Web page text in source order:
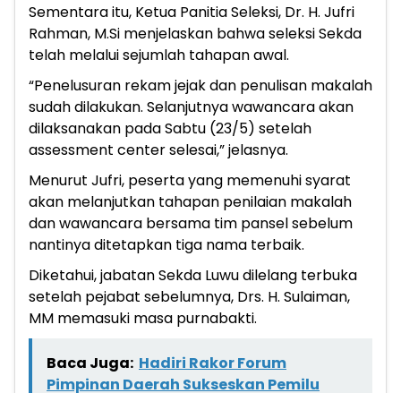
Sementara itu, Ketua Panitia Seleksi, Dr. H. Jufri
Rahman, M.Si menjelaskan bahwa seleksi Sekda
telah melalui sejumlah tahapan awal.
“Penelusuran rekam jejak dan penulisan makalah
sudah dilakukan. Selanjutnya wawancara akan
dilaksanakan pada Sabtu (23/5) setelah
assessment center selesai,” jelasnya.
Menurut Jufri, peserta yang memenuhi syarat
akan melanjutkan tahapan penilaian makalah
dan wawancara bersama tim pansel sebelum
nantinya ditetapkan tiga nama terbaik.
Diketahui, jabatan Sekda Luwu dilelang terbuka
setelah pejabat sebelumnya, Drs. H. Sulaiman,
MM memasuki masa purnabakti.
Baca Juga: Hadiri Rakor Forum
Pimpinan Daerah Sukseskan Pemilu